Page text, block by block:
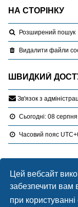
Цей вебсайт
забезпечити вам
при
НА СТОРІНКУ
Розширений пошук
Видалити файли
ШВИДКИЙ
Зв'язок з адміністрац
Сьогодні: 08
Часовий пояс
Містобудування і
Працює наphpBB®